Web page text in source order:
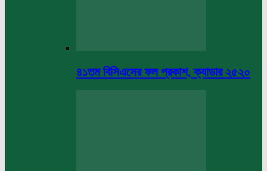
৪১তম বিসিএসের ফল প্রকাশ, ক্যাডার ২৫২০